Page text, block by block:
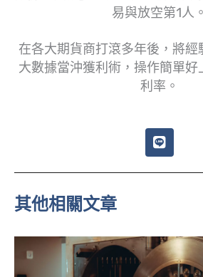
易與放空第1人。
在各大期貨商打滾多年後，將經
大數據當沖獲利術，操作簡單
利率。
L
i
e
其他相關文章